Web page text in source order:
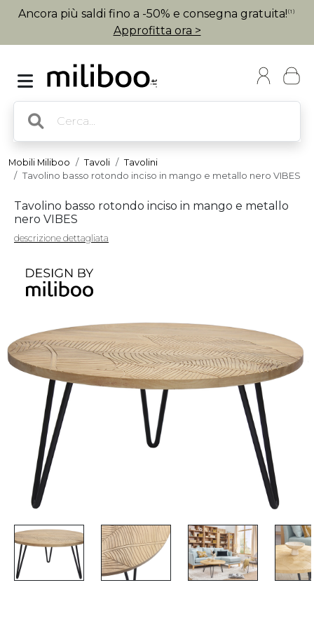
Ancora più saldi fino a -50% e consegna gratuita! (1)
Approfitta ora >
Mobili Miliboo Tavoli
Tavolini
Tavolino basso rotondo inciso in mango e metallo nero VIBES
Tavolino basso rotondo inciso in mango e metallo
nero VIBES
descrizione dettagliata